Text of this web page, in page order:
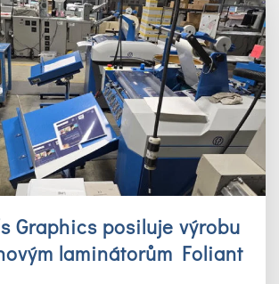
Graphics posiluje výrobu
laminátorům Foliant